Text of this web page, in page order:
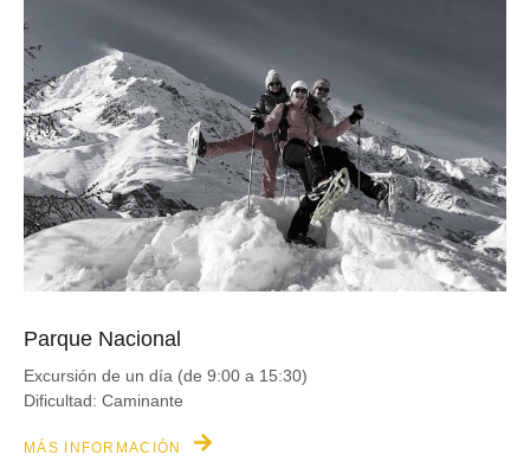
Parque Nacional
Excursión de un día (de 9:00 a 15:30)
Dificultad: Caminante
MÁS INFORMACIÓN